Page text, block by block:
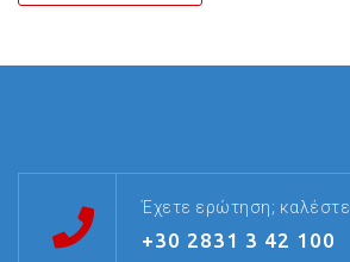
Έχετε ερώτηση; καλέστε
+30 2831 3 42 100